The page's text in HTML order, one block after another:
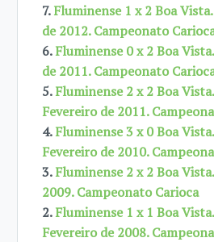
7.Fluminense 1 x 2 Boa
de 2012. Campeonato
6.Fluminense 0 x 2 Boa
de 2011. Campeonato
5.Fluminense 2 x 2 Boa
Fevereiro de 2011.
4.Fluminense 3 x 0 Boa
Fevereiro de 2010.
3.Fluminense 2 x 2 Boa
2009. Campeonato Carioca
2.Fluminense 1 x 1 Boa
Fevereiro de 2008.